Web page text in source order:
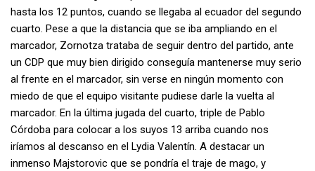
hasta los 12 puntos, cuando se llegaba al ecuador del segundo
cuarto. Pese a que la distancia que se iba ampliando en el
marcador, Zornotza trataba de seguir dentro del partido, ante
un CDP que muy bien dirigido conseguía mantenerse muy serio
al frente en el marcador, sin verse en ningún momento con
miedo de que el equipo visitante pudiese darle la vuelta al
marcador. En la última jugada del cuarto, triple de Pablo
Córdoba para colocar a los suyos 13 arriba cuando nos
iríamos al descanso en el Lydia Valentín. A destacar un
inmenso Majstorovic que se pondría el traje de mago, y